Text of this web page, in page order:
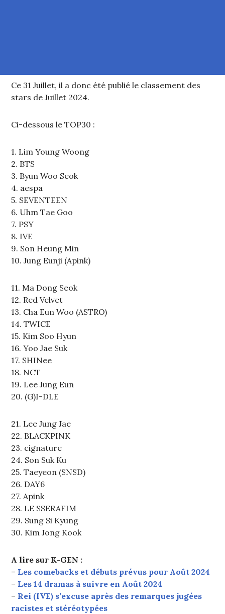
Ce 31 Juillet, il a donc été publié le classement des
stars de Juillet 2024.
Ci-dessous le TOP30 :
1. Lim Young Woong
2. BTS
3. Byun Woo Seok
4. aespa
5. SEVENTEEN
6. Uhm Tae Goo
7. PSY
8. IVE
9. Son Heung Min
10. Jung Eunji (Apink)
11. Ma Dong Seok
12. Red Velvet
13. Cha Eun Woo (ASTRO)
14. TWICE
15. Kim Soo Hyun
16. Yoo Jae Suk
17. SHINee
18. NCT
19. Lee Jung Eun
20. (G)I-DLE
21. Lee Jung Jae
22. BLACKPINK
23. cignature
24. Son Suk Ku
25. Taeyeon (SNSD)
26. DAY6
27. Apink
28. LE SSERAFIM
29. Sung Si Kyung
30. Kim Jong Kook
A lire sur K-GEN :
– Les comebacks et débuts prévus pour Août 2024
– Les 14 dramas à suivre en Août 2024
– Rei (IVE) s’excuse après des remarques jugées
racistes et stéréotypées